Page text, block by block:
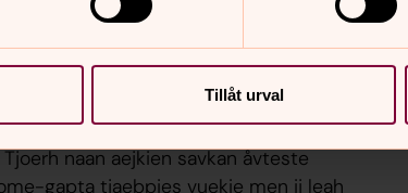
Tillåt urval
dellie byörh dov åålmegem
jis datne sïjhth hearra edtja
gyrhkesjimmie maahta
årrodh. Maahtah aaj hïeje-savkam
naan aejkien savkan åvteste
gapta tjaebpies vuekie men ij leah